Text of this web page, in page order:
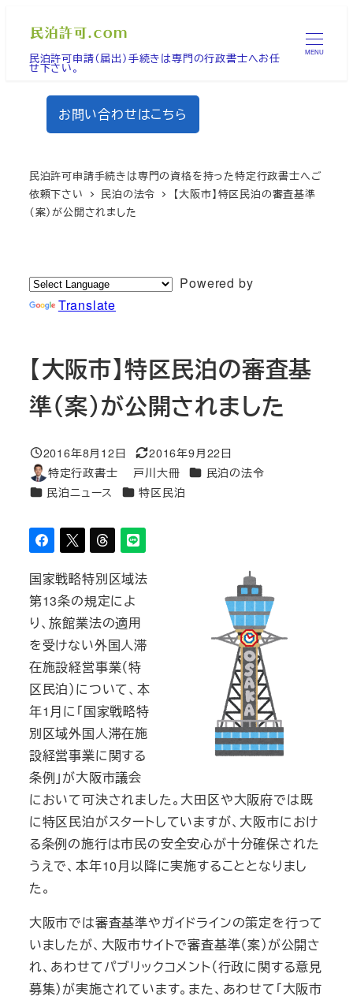
民泊許可申請（届出）手続きは専門の行政書士へお任
せ下さい。
MENU
お問い合わせはこちら
民泊許可申請手続きは専門の資格を持った特定行政書士へご
依頼下さい
民泊の法令
【大阪市】特区民泊の審査基準
（案）が公開されました
Powered by
Translate
【大阪市】特区民泊の審査基
準（案）が公開されました
投稿日
2016年8月12日
更新日
2016年9月22日
著
者
特定行政書士 戸川大冊 カテゴリー
民泊の法令
カテゴリー
民泊ニュース カテゴリー
特区民泊
国家戦略特別区域法
第13条の規定によ
り、旅館業法の適用
を受けない外国人滞
在施設経営事業（特
区民泊）について、本
年1月に「国家戦略特
別区域外国人滞在施
設経営事業に関する
条例」が大阪市議会
において可決されました。大田区や大阪府では既
に特区民泊がスタートしていますが、大阪市におけ
る条例の施行は市民の安全安心が十分確保された
うえで、本年10月以降に実施することとなりまし
た。
大阪市では審査基準やガイドラインの策定を行って
いましたが、大阪市サイトで審査基準（案）が公開さ
れ、あわせてパブリックコメント（行政に関する意見
募集）が実施されています。また、あわせて「大阪市